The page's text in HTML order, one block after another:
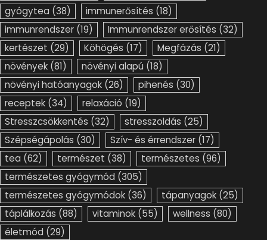
gyógytea (38) immunerősítés (18)
immunrendszer (19) Immunrendszer erősítés (32)
kertészet (29) Köhögés (17) Megfázás (21)
növények (81) növényi alapú (18)
növényi hatóanyagok (26) pihenés (30)
receptek (34) relaxáció (19)
Stresszcsökkentés (32) stresszoldás (25)
Szépségápolás (30) Szív- és érrendszer (17)
tea (62) természet (38) természetes (96)
természetes gyógymód (305)
természetes gyógymódok (36) tápanyagok (25)
táplálkozás (88) vitaminok (55) wellness (80)
életmód (29)